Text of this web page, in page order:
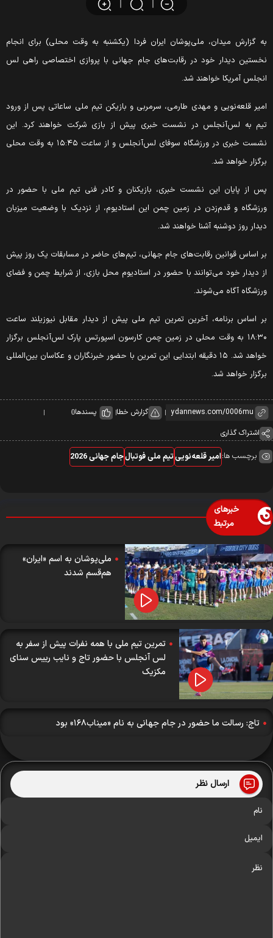
گزارش میدان، ملی‌پوشان ایران فردا (یکشنبه به وقت محلی) برای انجام
دیدار خود در رقابت‌های جام جهانی با پروازی اختصاصی راهی لس
آمریکا خواهند شد.
قلعه‌نویی و مهدی طارمی، سرمربی و بازیکن تیم ملی ساعاتی پس از ورود
به لس‌آنجلس در نشست خبری پیش از بازی شرکت خواهند کرد. این
نشست خبری در ورزشگاه سوفای لس‌آنجلس و از ساعت ۱۵:۴۵ به وقت محلی
خواهد شد.
از پایان این نشست خبری، بازیکنان و کادر فنی تیم ملی با حضور در
و قدم‌زدن در زمین چمن این استادیوم، از نزدیک با وضعیت میزبان
روز دوشنبه آشنا خواهند شد.
اساس قوانین رقابت‌های جام جهانی، تیم‌های حاضر در مسابقات یک روز پیش
دیدار خود می‌توانند با حضور در استادیوم محل بازی، از شرایط چمن و فضای
آگاه می‌شوند.
اساس برنامه، آخرین تمرین تیم ملی پیش از دیدار مقابل نیوزیلند ساعت
۱۸:۳۰ به وقت محلی در زمین چمن کارسون اسپورتس پارک لس‌آنجلس برگزار
خواهد شد. ۱۵ دقیقه ابتدایی این تمرین با حضور خبرنگاران و عکاسان بین‌المللی
خواهد شد.
گزارش خطا پسندها0
اشتراک گذاری
برچسب ها:امیر قلعه‌نوییتیم ملی فوتبالجام جهانی 2026
خبرهای
مرتبط
ملی‌پوشان به اسم «ایران»
هم‌قسم شدند
تمرین تیم ملی با همه نفرات پیش از سفر به
لس‌ آنجلس با حضور تاج و نایب رییس سنای
مکزیک
تاج: رسالت ما حضور در جام جهانی به نام «میناب١۶٨» بود
ارسال نظر